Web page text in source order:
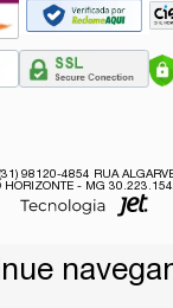
98120-4854 RUA
HORIZONTE - MG